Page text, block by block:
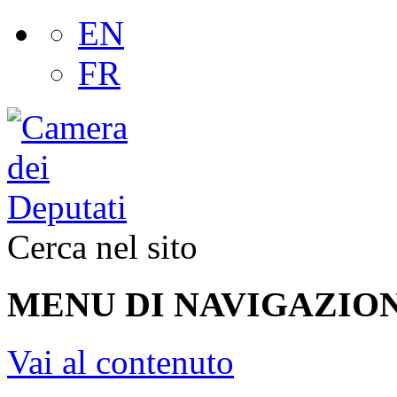
EN
FR
Cerca nel sito
MENU DI
Vai al contenuto